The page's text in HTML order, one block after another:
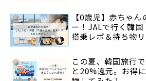
【0歳児】赤ちゃ
ー！JALで行く韓国
搭乗レポ＆持ち物
この夏、韓国旅行
と20%還元。お得